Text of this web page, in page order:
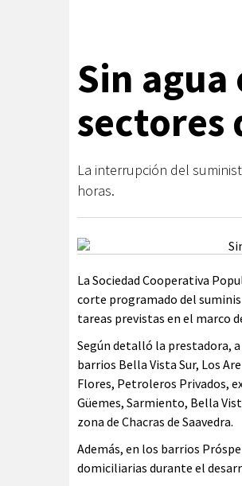
Sin agua
sectores
La interrupción del
horas.
La Sociedad Cooperativa
corte programado del
tareas previstas en el marco
Según detalló la prestadora,
barrios Bella Vista Sur, Los
Flores, Petroleros Privados,
Güemes, Sarmiento, Bella
zona de Chacras de Saavedra.
Además, en los barrios
domiciliarias durante el